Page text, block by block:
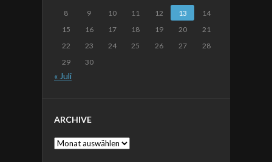
8
9 10 11 12 13
14
15
16 17 18 19 20
21
22
23 24 25 26 27
28
29
30
« Juli
ARCHIVE
Archive